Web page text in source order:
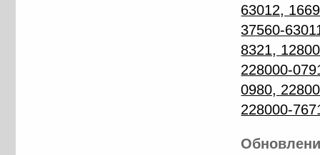
63012,
37560-
8321,
228000-
0980,
228000-